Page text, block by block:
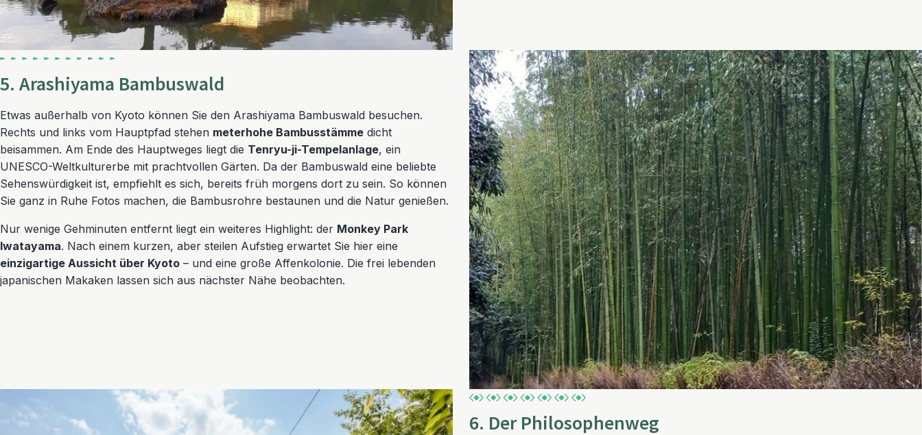
5. Arashiyama Bambuswald
Etwas außerhalb von Kyoto können Sie den Arashiyama Bambuswald besuchen.
Rechts und links vom Hauptpfad stehen meterhohe Bambusstämme dicht
beisammen. Am Ende des Hauptweges liegt die Tenryu-ji-Tempelanlage, ein
UNESCO-Weltkulturerbe mit prachtvollen Gärten. Da der Bambuswald eine beliebte
Sehenswürdigkeit ist, empfiehlt es sich, bereits früh morgens dort zu sein. So können
Sie ganz in Ruhe Fotos machen, die Bambusrohre bestaunen und die Natur genießen.
Nur wenige Gehminuten entfernt liegt ein weiteres Highlight: der Monkey Park
Iwatayama. Nach einem kurzen, aber steilen Aufstieg erwartet Sie hier eine
einzigartige Aussicht über Kyoto – und eine große Affenkolonie. Die frei lebenden
japanischen Makaken lassen sich aus nächster Nähe beobachten.
6. Der Philosophenweg